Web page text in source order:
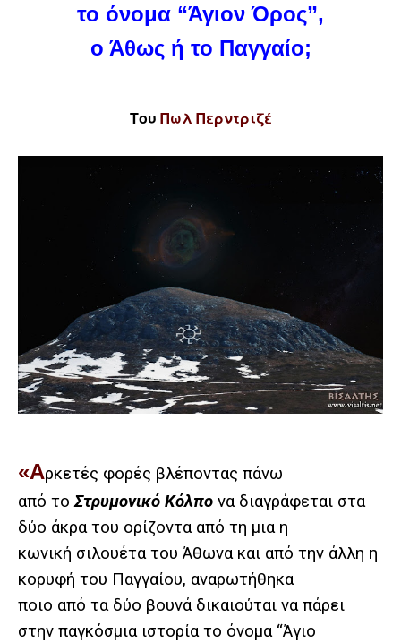
το όνομα “Άγιον Όρος”,
ο Άθως ή το Παγγαίο;
Του Πωλ Περντριζέ
«Αρκετές φορές βλέποντας πάνω
από τοΣτρυμονικό Κόλπο να διαγράφεται στα
δύο άκρα του ορίζοντα από τη μια η
κωνική σιλουέτα του Άθωνα και από την άλλη η
κορυφή του Παγγαίου, αναρωτήθηκα
ποιο από τα δύο βουνά δικαιούται να πάρει
στην παγκόσμια ιστορία το όνομα “Άγιο